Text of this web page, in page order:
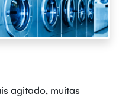
agitado, muitas